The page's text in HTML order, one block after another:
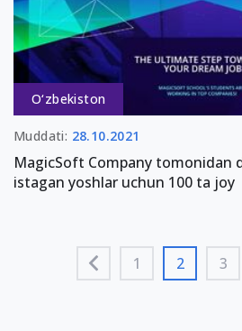
O‘zbekiston
Muddati: 28.10.2021
MagicSoft Company tomonidan
istagan yoshlar uchun 100 ta joy
1 2 3